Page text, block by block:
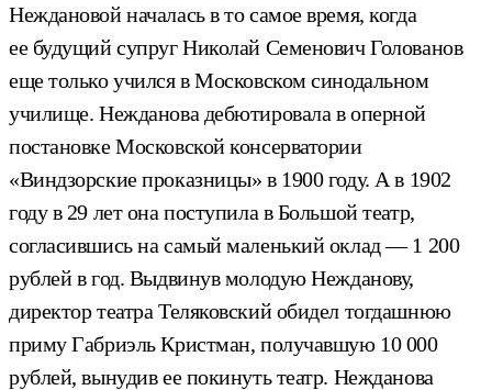
Неждановой началась в то самое время, когда
ее будущий супруг Николай Семенович Голованов
еще только учился в Московском синодальном
училище. Нежданова дебютировала в оперной
постановке Московской консерватории
«Виндзорские проказницы» в 1900 году. А в 1902
году в 29 лет она поступила в Большой театр,
согласившись на самый маленький оклад — 1 200
рублей в год. Выдвинув молодую Нежданову,
директор театра Теляковский обидел тогдашнюю
приму Габриэль Кристман, получавшую 10 000
рублей, вынудив ее покинуть театр. Нежданова